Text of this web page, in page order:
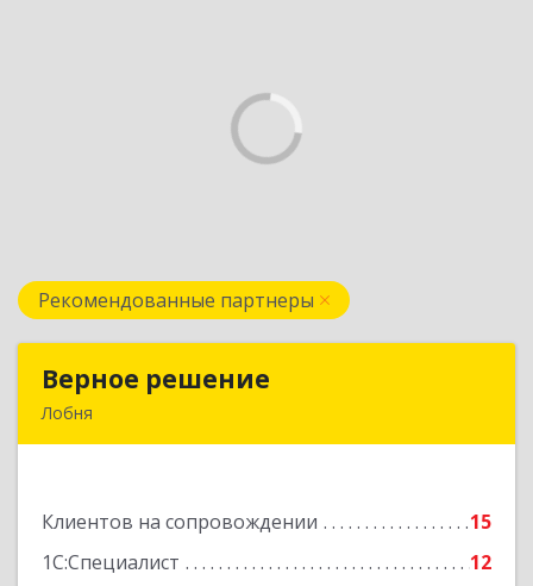
Рекомендованные партнеры
Верное решение
Лобня
Клиентов на сопровождении
15
1С:Специалист
12
Верное решение
Подробнее